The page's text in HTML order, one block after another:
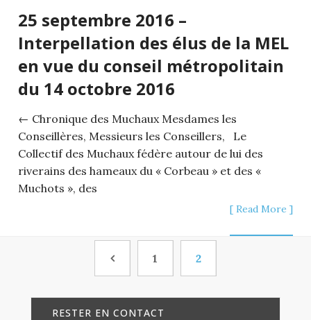
25 septembre 2016 –
Interpellation des élus de la MEL
en vue du conseil métropolitain
du 14 octobre 2016
← Chronique des Muchaux Mesdames les
Conseillères, Messieurs les Conseillers, Le
Collectif des Muchaux fédère autour de lui des
riverains des hameaux du « Corbeau » et des «
Muchots », des
[ Read More ]
1 2
RESTER EN CONTACT